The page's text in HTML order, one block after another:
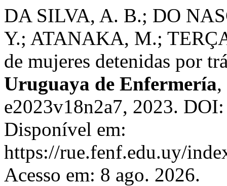
DA SILVA, A. B.; DO
Y.; ATANAKA, M.;
de mujeres detenidas por
Uruguaya de Enfermería,
e2023v18n2a7, 2023.
Disponível em:
https://rue.fenf.edu.uy/
Acesso em: 8 ago. 2026.